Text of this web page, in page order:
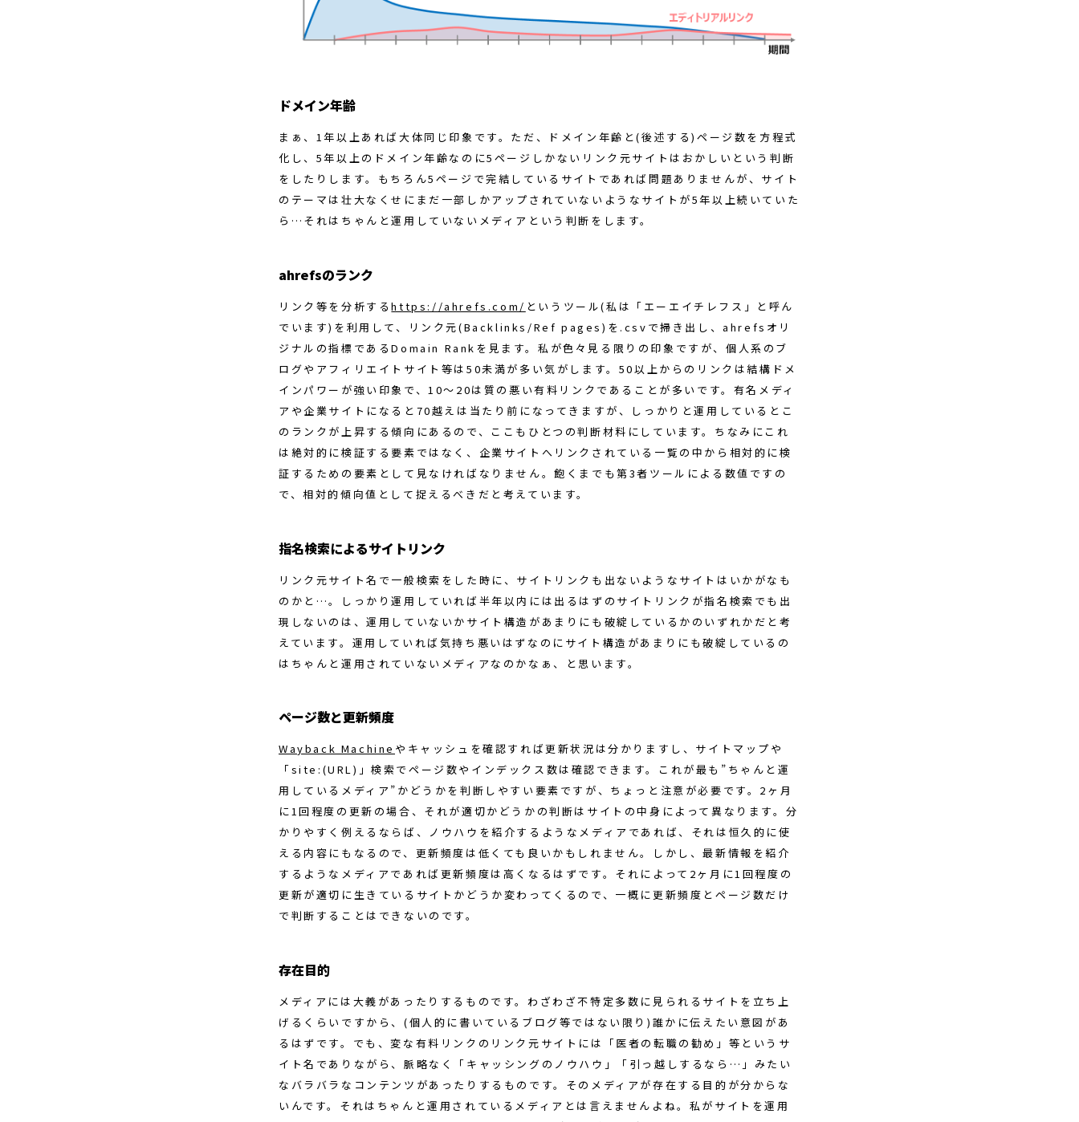
ドメイン年齢
まぁ、1年以上あれば大体同じ印象です。ただ、ドメイン年齢と(後述する)ページ数を方程式
化し、5年以上のドメイン年齢なのに5ページしかないリンク元サイトはおかしいという判断
をしたりします。もちろん5ページで完結しているサイトであれば問題ありませんが、サイト
のテーマは壮大なくせにまだ一部しかアップされていないようなサイトが5年以上続いていた
ら…それはちゃんと運用していないメディアという判断をします。
ahrefsのランク
リンク等を分析するhttps://ahrefs.com/ というツール(私は「エーエイチレフス」と呼ん
でいます)を利用して、リンク元(Backlinks/Ref pages)を.csvで掃き出し、ahrefsオリ
ジナルの指標であるDomain Rankを見ます。私が色々見る限りの印象ですが、個人系のブ
ログやアフィリエイトサイト等は50未満が多い気がします。50以上からのリンクは結構ドメ
インパワーが強い印象で、10～20は質の悪い有料リンクであることが多いです。有名メディ
アや企業サイトになると70越えは当たり前になってきますが、しっかりと運用しているとこ
のランクが上昇する傾向にあるので、ここもひとつの判断材料にしています。ちなみにこれ
は絶対的に検証する要素ではなく、企業サイトへリンクされている一覧の中から相対的に検
証するための要素として見なければなりません。飽くまでも第3者ツールによる数値ですの
で、相対的傾向値として捉えるべきだと考えています。
指名検索によるサイトリンク
リンク元サイト名で一般検索をした時に、サイトリンクも出ないようなサイトはいかがなも
のかと…。しっかり運用していれば半年以内には出るはずのサイトリンクが指名検索でも出
現しないのは、運用していないかサイト構造があまりにも破綻しているかのいずれかだと考
えています。運用していれば気持ち悪いはずなのにサイト構造があまりにも破綻しているの
はちゃんと運用されていないメディアなのかなぁ、と思います。
ページ数と更新頻度
Wayback Machine やキャッシュを確認すれば更新状況は分かりますし、サイトマップや
「site:(URL)」検索でページ数やインデックス数は確認できます。これが最も”ちゃんと運
用しているメディア”かどうかを判断しやすい要素ですが、ちょっと注意が必要です。2ヶ月
に1回程度の更新の場合、それが適切かどうかの判断はサイトの中身によって異なります。分
かりやすく例えるならば、ノウハウを紹介するようなメディアであれば、それは恒久的に使
える内容にもなるので、更新頻度は低くても良いかもしれません。しかし、最新情報を紹介
するようなメディアであれば更新頻度は高くなるはずです。それによって2ヶ月に1回程度の
更新が適切に生きているサイトかどうか変わってくるので、一概に更新頻度とページ数だけ
で判断することはできないのです。
存在目的
メディアには大義があったりするものです。わざわざ不特定多数に見られるサイトを立ち上
げるくらいですから、(個人的に書いているブログ等ではない限り)誰かに伝えたい意図があ
るはずです。でも、変な有料リンクのリンク元サイトには「医者の転職の勧め」等というサ
イト名でありながら、脈略なく「キャッシングのノウハウ」「引っ越しするなら…」みたい
なバラバラなコンテンツがあったりするものです。そのメディアが存在する目的が分からな
いんです。それはちゃんと運用されているメディアとは言えませんよね。私がサイトを運用